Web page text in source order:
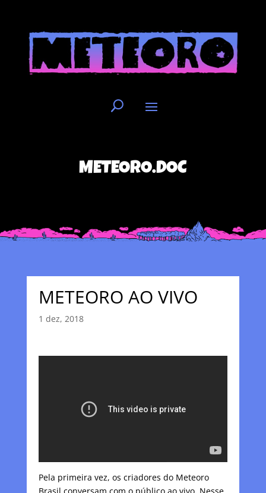
METEORO.DOC
METEORO AO VIVO
1 dez, 2018
Pela primeira vez, os criadores do Meteoro